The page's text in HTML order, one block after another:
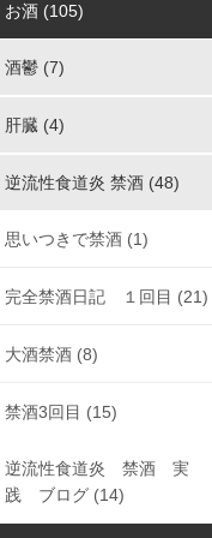
お酒 (105)
酒鬱 (7)
肝臓 (4)
逆流性食道炎 禁酒 (48)
思いつきで禁酒 (1)
完全禁酒日記 １回目 (21)
大酒禁酒 (8)
禁酒3回目 (15)
逆流性食道炎 禁酒 実
践 ブログ (14)